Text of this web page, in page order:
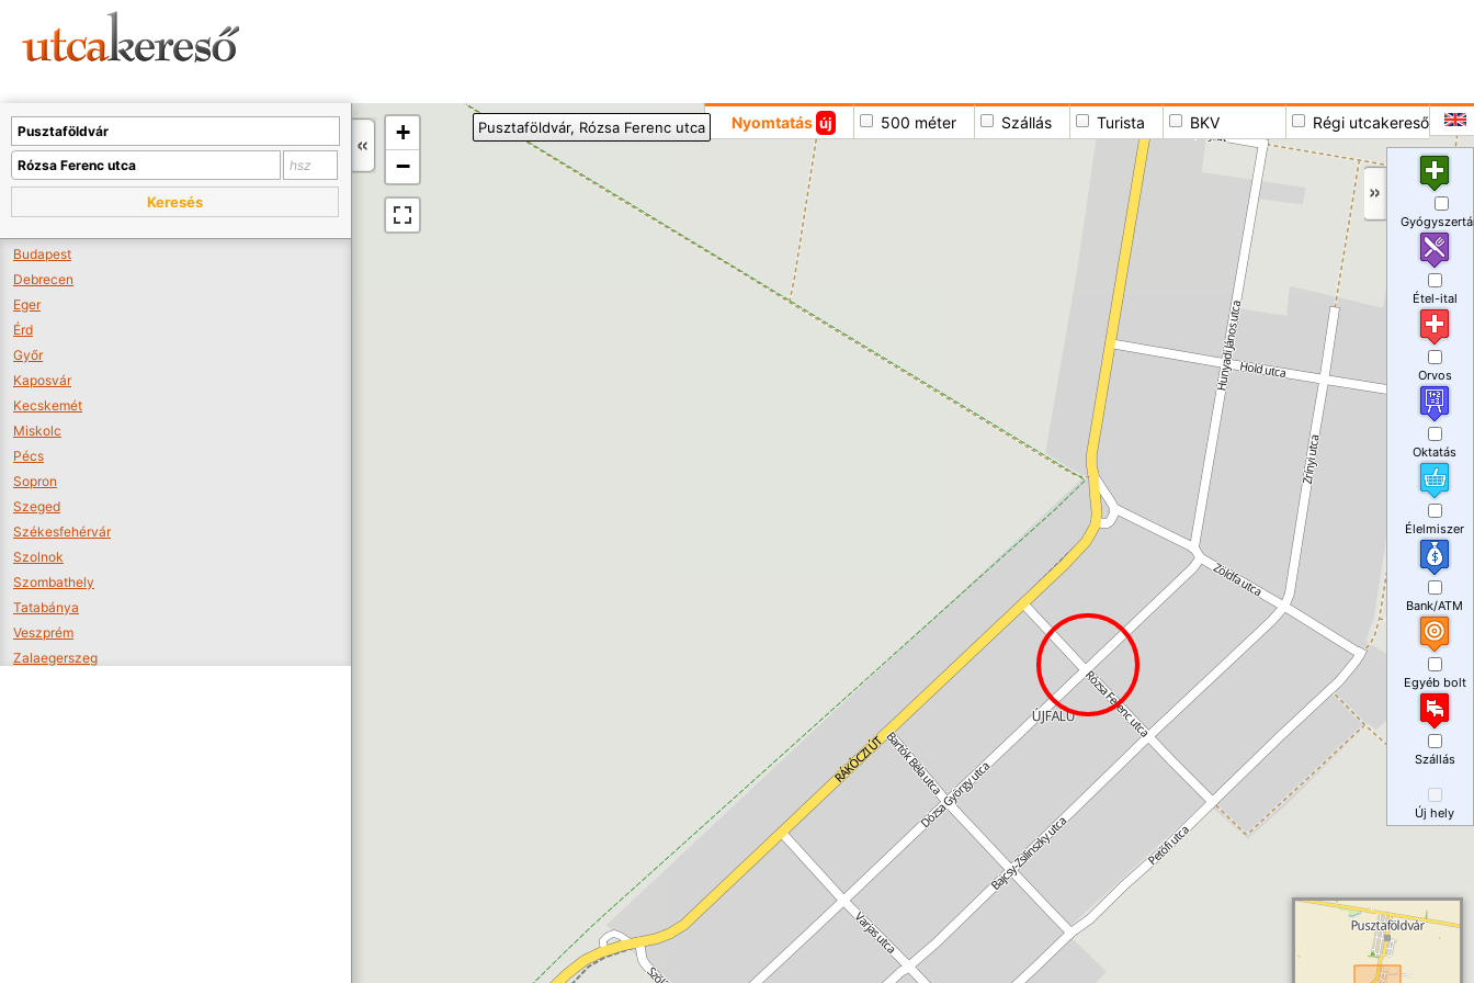
+
−
Nyomtatás új 500 méter Szállás Turista BKV Régi utcakereső
Pusztaföldvár, Rózsa Ferenc utca
Keresés
Budapest
Debrecen
Eger
Érd
Győr
Kaposvár
Kecskemét
Miskolc
Pécs
Sopron
Szeged
Székesfehérvár
Szolnok
Szombathely
Tatabánya
Veszprém
Zalaegerszeg
Étel-ital
Orvos
Oktatás
Élelmiszer
Bank/ATM
Egyéb bolt
Szállás
Új hely
A térképet kicsinyíteni kell, hogy látszódjanak a boltok.
Boltok látszódjanak >>